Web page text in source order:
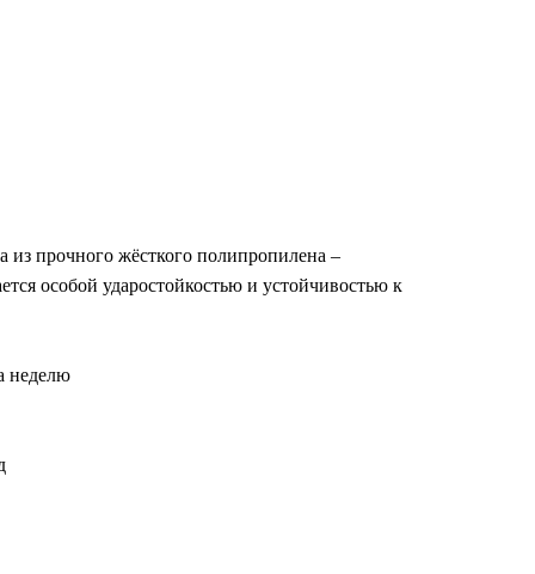
из прочного жёсткого полипропилена –
особой ударостойкостью и устойчивостью к
неделю